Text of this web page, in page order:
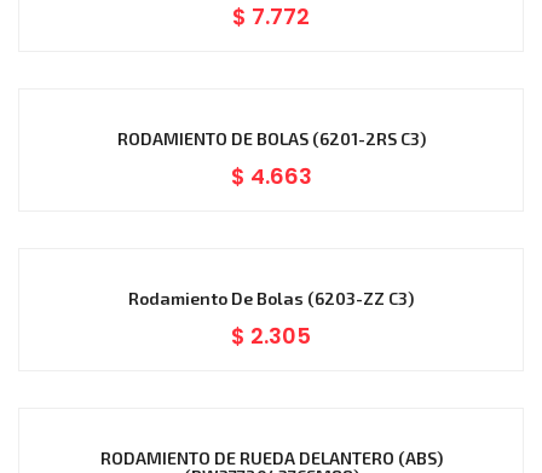
$ 7.772
RODAMIENTO DE BOLAS (6201-2RS C3)
$ 4.663
Rodamiento De Bolas (6203-ZZ C3)
$ 2.305
RODAMIENTO DE RUEDA DELANTERO (ABS)